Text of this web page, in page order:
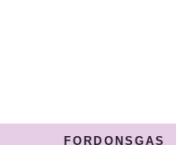
FORDONSGAS